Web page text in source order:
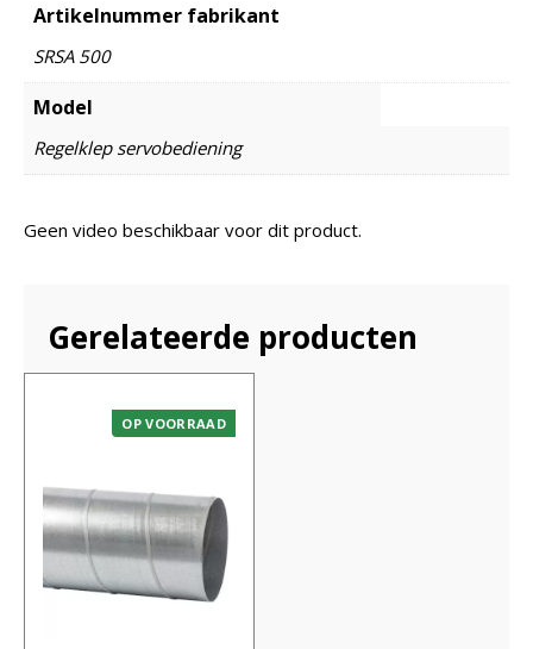
Artikelnummer fabrikant
SRSA 500
Model
Regelklep servobediening
Geen video beschikbaar voor dit product.
Gerelateerde producten
OP VOORRAAD